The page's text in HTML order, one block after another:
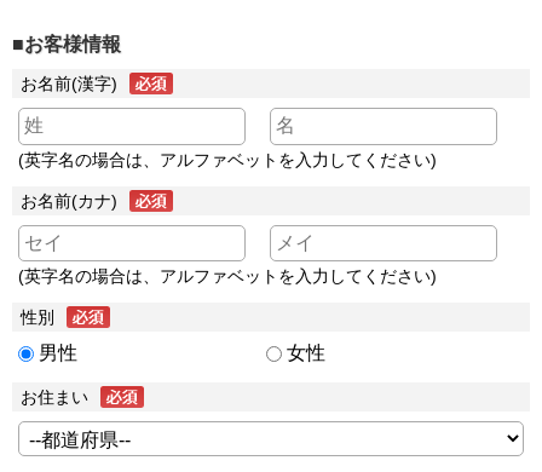
■お客様情報
お名前(漢字)
(英字名の場合は、アルファベットを入力してください)
お名前(カナ)
(英字名の場合は、アルファベットを入力してください)
性別
男性 女性
お住まい